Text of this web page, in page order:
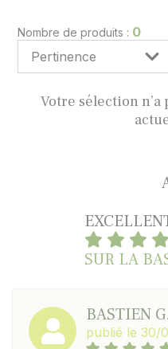
Nombre de produits : 0
Votre sélection
SUR LA
BASTIEN G.
publié le 30/